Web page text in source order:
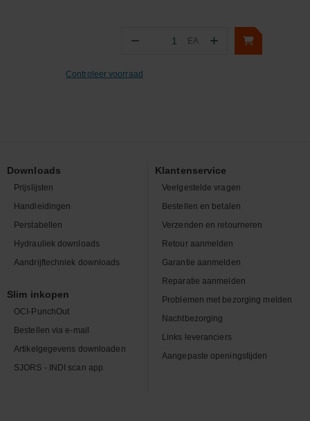
− Aantal
EA +
Controleer voorraad
Downloads
Prijslijsten
Handleidingen
Perstabellen
Hydrauliek downloads
Aandrijftechniek downloads
Slim inkopen
OCI-PunchOut
Bestellen via e-mail
Artikelgegevens downloaden
SJORS - INDI scan app
Klantenservice
Veelgestelde vragen
Bestellen en betalen
Verzenden en retourneren
Retour aanmelden
Garantie aanmelden
Reparatie aanmelden
Problemen met bezorging melden
Nachtbezorging
Links leveranciers
Aangepaste openingstijden